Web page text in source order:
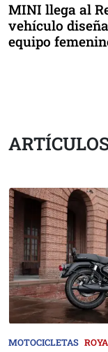
MINI llega al
vehículo
equipo
MOTOCICLETAS